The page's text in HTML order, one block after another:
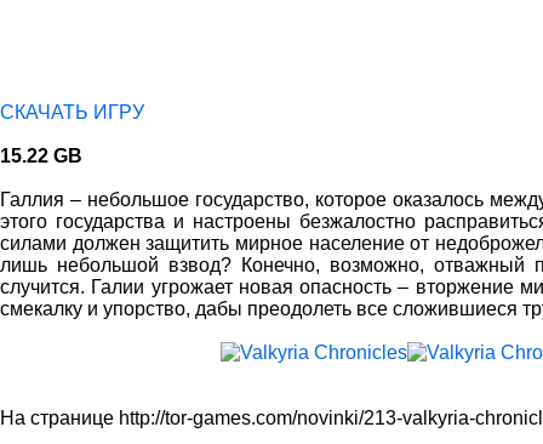
СКАЧАТЬ ИГРУ
15.22 GB
Галлия – небольшое государство, которое оказалось
этого государства и настроены безжалостно
силами должен защитить мирное население от
лишь небольшой взвод? Конечно, возможно, отважный
случится. Галии угрожает новая опасность – вторжение
смекалку и упорство, дабы преодолеть все сложившиеся
На странице http://tor-games.com/novinki/213-valkyria-